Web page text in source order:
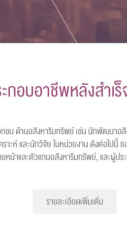
กอบอาชีพหลังสำเ
ด้านอสังหาริมทรัพย์ เช่น นักพัฒนาอสั
ะห์ และนักวิจัย ในหน่วยงาน ดังต่อไป
น้าและตัวแทนอสังหาริมทรัพย์, และผู้ปร
รายละเอียดเพิ่มเติ่ม